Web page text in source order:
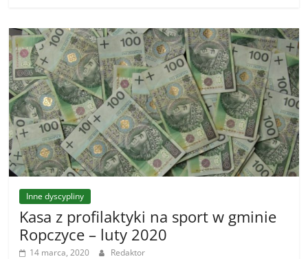
Inne dyscypliny
Kasa z profilaktyki na sport w gminie
Ropczyce – luty 2020
14 marca, 2020 Redaktor